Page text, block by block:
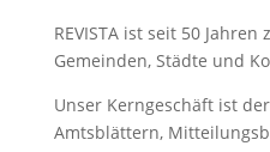
REVISTA ist seit 50
Gemeinden, Städte und
Unser Kerngeschäft ist der
Amtsblättern,